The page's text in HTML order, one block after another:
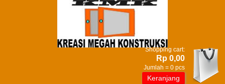
Shopping cart:
Rp 0,00
Jumlah = 0 pcs
Keranjang